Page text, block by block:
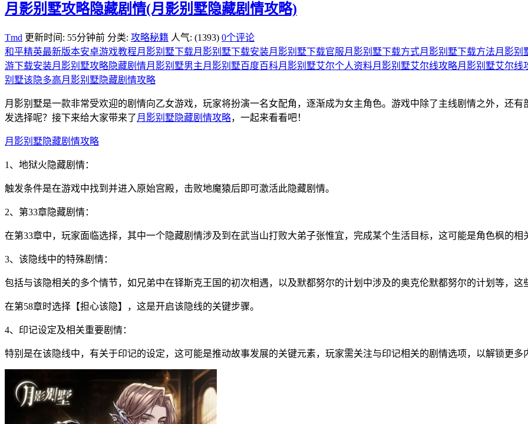
月影别墅攻略隐藏剧情(月影别墅隐藏剧情攻略)
Tmd 更新时间: 55分钟前 分类: 攻略秘籍 人气: (1393) 0个评论
和平精英最新版本安卓游戏教程月影别墅下载月影别墅下载安装月影别墅下载官服月影别墅下载方式月影别墅下载方法月影别
游下载安装月影别墅攻略隐藏剧情月影别墅男主月影别墅百度百科月影别墅艾尔个人资料月影别墅艾尔线攻略月影别墅艾尔线
别墅该隐多高月影别墅隐藏剧情攻略
月影别墅是一款非常受欢迎的剧情向乙女游戏，玩家将扮演一名女配角，逐渐成为女主角色。游戏中除了主线剧情之外，还
发选择呢？接下来给大家带来了 月影别墅隐藏剧情攻略，一起来看看吧！
月影别墅隐藏剧情攻略
1、地狱火隐藏剧情：
触发条件是在游戏中找到并进入原始宫殿，击败地魔猿后即可激活此隐藏剧情。
2、第33章隐藏剧情：
在第33章中，玩家面临选择，其中一个隐藏剧情涉及到在武当山打败大弟子张惟宜，完成某个生活目标，这可能是角色枫的相
3、该隐线中的特殊剧情：
包括与该隐相关的多个情节，如兄弟中在铎斯克王国的初次相遇，以及默都努尔的计划中涉及的奥克伦默都努尔的计划等，
在第58章时选择【担心该隐】，这是开启该隐线的关键步骤。
4、印记设定及相关重要剧情：
特别是在该隐线中，有关于印记的设定，这可能是推动故事发展的关键元素，玩家需关注与印记相关的剧情选项，以解锁更多